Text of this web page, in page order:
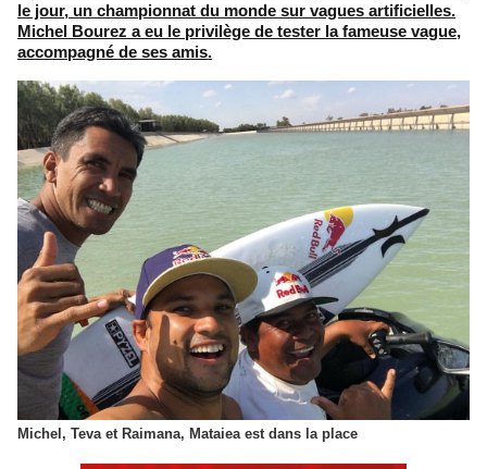
le jour, un championnat du monde sur vagues artificielles.
Michel Bourez a eu le privilège de tester la fameuse vague,
accompagné de ses amis.
Michel, Teva et Raimana, Mataiea est dans la place